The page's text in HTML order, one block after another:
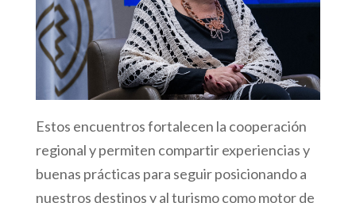
Estos encuentros fortalecen la cooperación
regional y permiten compartir experiencias y
buenas prácticas para seguir posicionando a
nuestros destinos y al turismo como motor de